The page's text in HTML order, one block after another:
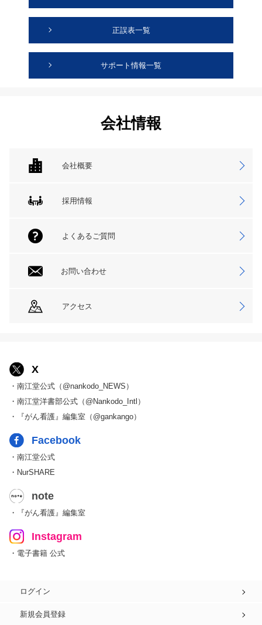
正誤表一覧
サポート情報一覧
会社情報
会社概要
採用情報
よくあるご質問
お問い合わせ
アクセス
X
・南江堂公式（@nankodo_NEWS）
・南江堂洋書部公式（@Nankodo_Intl）
・『がん看護』編集室（@gankango）
Facebook
・南江堂公式
・NurSHARE
note
・『がん看護』編集室
Instagram
・電子書籍 公式
ログイン
新規会員登録